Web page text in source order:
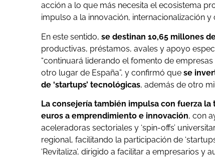
acción a lo que más necesita el ecosistema
impulso a la innovación, internacionalización
En este sentido, se destinan 10,65 millones
productivas, préstamos, avales y apoyo
“continuará liderando el fomento de
otro lugar de España”, y confirmó que se
de ‘startups’ tecnológicas, además de otro
La consejería también impulsa con fuerza
euros a emprendimiento e innovación, con
aceleradoras sectoriales y ‘spin-offs’
regional, facilitando la participación de
‘Revitaliza’, dirigido a facilitar a empresarios